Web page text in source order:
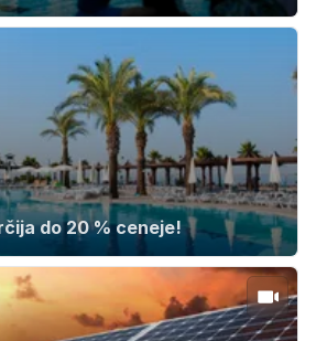
do 20 % ceneje!